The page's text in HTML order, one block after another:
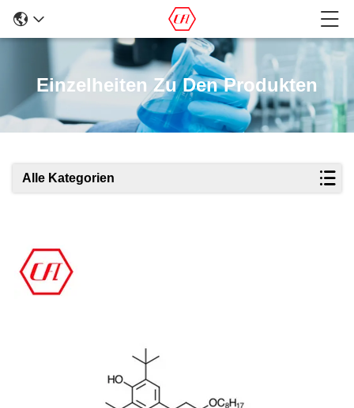
Einzelheiten Zu Den Produkten
Alle Kategorien